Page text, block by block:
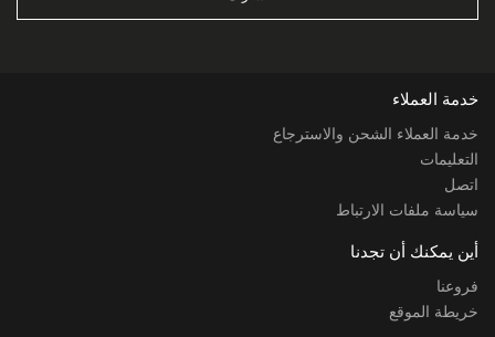
خدمة العملاء
خدمة العملاء الشحن والاسترجاع
التعليمات
اتصل
سياسة ملفات الارتباط
أين يمكنك أن تجدنا
فروعنا
خريطة الموقع